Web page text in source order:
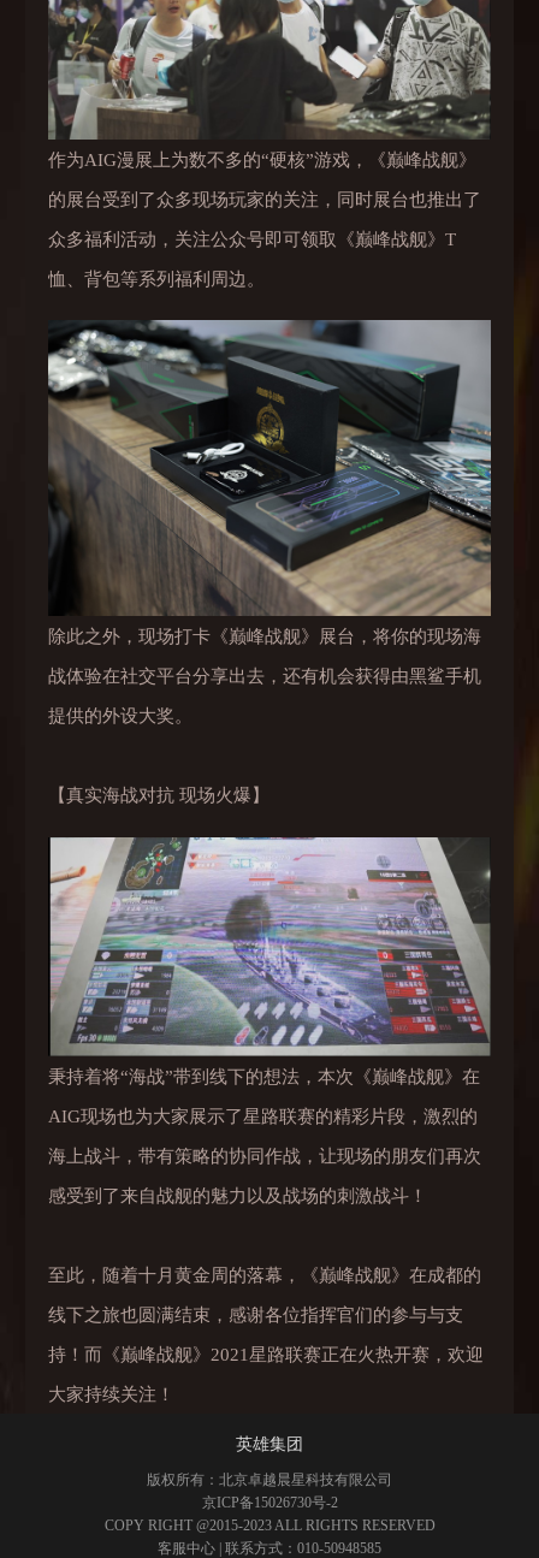
作为AIG漫展上为数不多的“硬核”游戏，《巅峰战舰》
的展台受到了众多现场玩家的关注，同时展台也推出了
众多福利活动，关注公众号即可领取《巅峰战舰》T
恤、背包等系列福利周边。
除此之外，现场打卡《巅峰战舰》展台，将你的现场海
战体验在社交平台分享出去，还有机会获得由黑鲨手机
提供的外设大奖。
【真实海战对抗 现场火爆】
秉持着将“海战”带到线下的想法，本次《巅峰战舰》在
AIG现场也为大家展示了星路联赛的精彩片段，激烈的
海上战斗，带有策略的协同作战，让现场的朋友们再次
感受到了来自战舰的魅力以及战场的刺激战斗！
至此，随着十月黄金周的落幕，《巅峰战舰》在成都的
线下之旅也圆满结束，感谢各位指挥官们的参与与支
持！而《巅峰战舰》2021星路联赛正在火热开赛，欢迎
大家持续关注！
英雄集团
版权所有：北京卓越晨星科技有限公司
京ICP备15026730号-2
COPY RIGHT @2015-2023 ALL RIGHTS RESERVED
客服中心 | 联系方式：010-50948585